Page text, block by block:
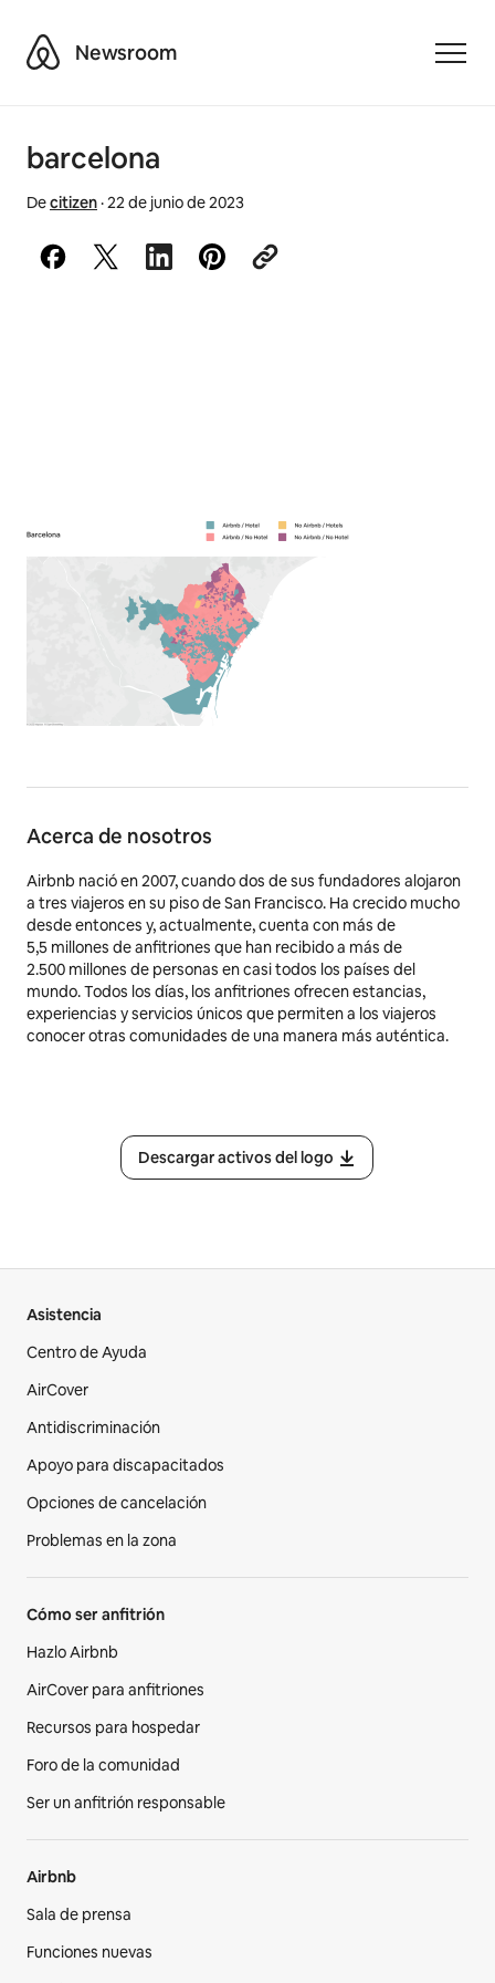
AirbnbNewsroom
barcelona
Decitizen·22 de junio de 2023
Acerca de nosotros
Airbnb nació en 2007, cuando dos de sus fundadores alojaron
a tres viajeros en su piso de San Francisco. Ha crecido mucho
desde entonces y, actualmente, cuenta con más de
5,5 millones de anfitriones que han recibido a más de
2.500 millones de personas en casi todos los países del
mundo. Todos los días, los anfitriones ofrecen estancias,
experiencias y servicios únicos que permiten a los viajeros
conocer otras comunidades de una manera más auténtica.
Descargar activos del logo
Asistencia
Centro de Ayuda
AirCover
Antidiscriminación
Apoyo para discapacitados
Opciones de cancelación
Problemas en la zona
Cómo ser anfitrión
Hazlo Airbnb
AirCover para anfitriones
Recursos para hospedar
Foro de la comunidad
Ser un anfitrión responsable
Airbnb
Sala de prensa
Funciones nuevas